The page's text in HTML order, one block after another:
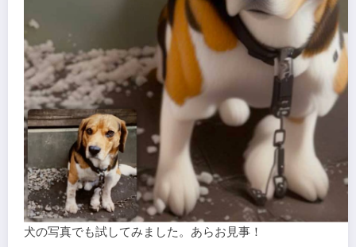
犬の写真でも試してみました。あらお見事！